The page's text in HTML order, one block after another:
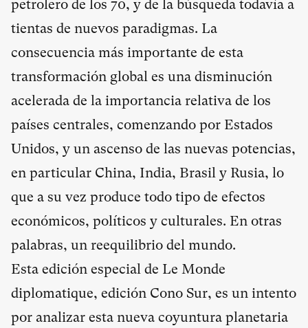
petrolero de los 70, y de la búsqueda todavía a
tientas de nuevos paradigmas. La
consecuencia más importante de esta
transformación global es una disminución
acelerada de la importancia relativa de los
países centrales, comenzando por Estados
Unidos, y un ascenso de las nuevas potencias,
en particular China, India, Brasil y Rusia, lo
que a su vez produce todo tipo de efectos
económicos, políticos y culturales. En otras
palabras, un reequilibrio del mundo.
Esta edición especial de Le Monde
diplomatique, edición Cono Sur, es un intento
por analizar esta nueva coyuntura planetaria